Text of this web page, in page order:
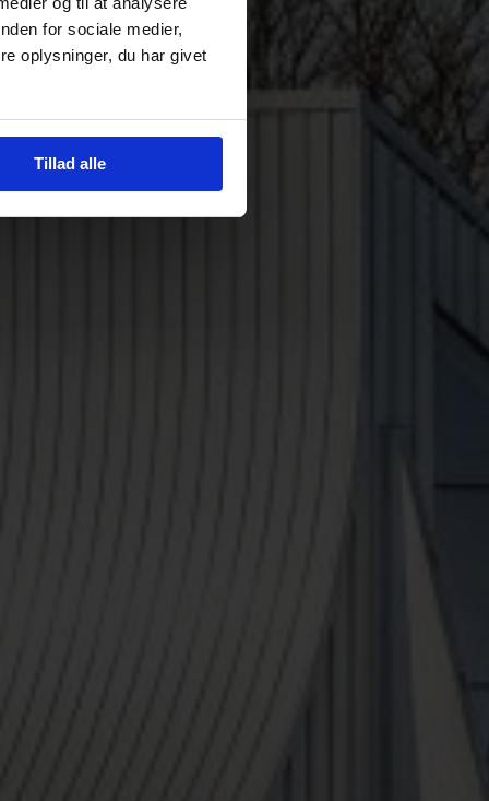
for sociale medier,
oplysninger, du har givet
Tillad alle